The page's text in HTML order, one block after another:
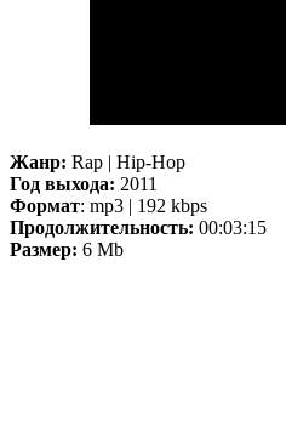
Жанр: Rap | Hip-Hop
Год выхода: 2011
Формат: mp3 | 192 kbps
Продолжительность: 00:03:15
Размер: 6 Mb